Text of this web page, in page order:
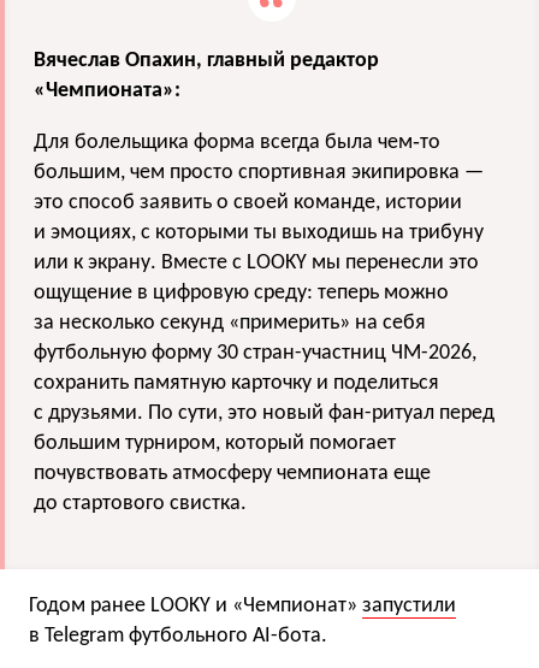
Вячеслав Опахин, главный редактор
«Чемпионата»:
Для болельщика форма всегда была чем‑то
большим, чем просто спортивная экипировка —
это способ заявить о своей команде, истории
и эмоциях, с которыми ты выходишь на трибуну
или к экрану. Вместе с LOOKY мы перенесли это
ощущение в цифровую среду: теперь можно
за несколько секунд «примерить» на себя
футбольную форму 30 стран-участниц ЧМ-2026,
сохранить памятную карточку и поделиться
с друзьями. По сути, это новый фан-ритуал перед
большим турниром, который помогает
почувствовать атмосферу чемпионата еще
до стартового свистка.
Годом ранее LOOKY и «Чемпионат» запустили
в Telegram футбольного AI-бота.